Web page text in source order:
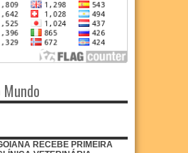
RECEBE PRIMEIRA